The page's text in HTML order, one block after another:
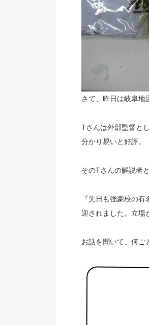
さて、昨日は岐阜地
Tさんは外部監督と
分かり易いと好評。
そのTさんの解説者
『先日も強豪校の
迎されました。立場
お話を聞いて、何ご